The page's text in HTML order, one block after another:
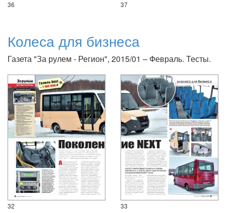
36 37
Колеса для бизнеса
Газета "За рулем - Регион", 2015/01 – Февраль. Тесты.
32 33